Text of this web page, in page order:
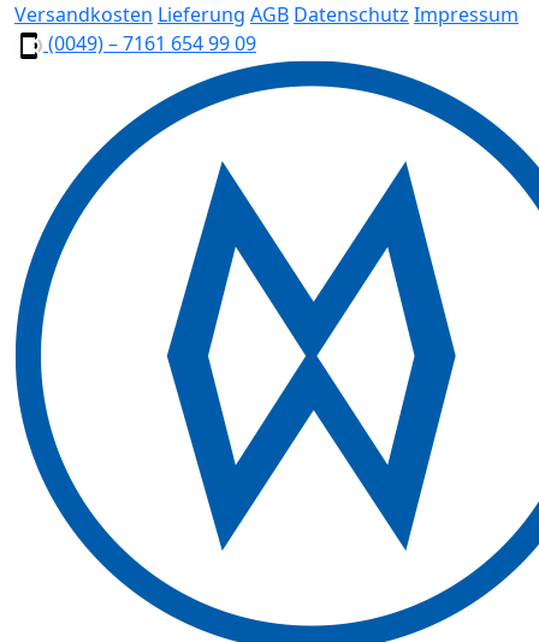
Versandkosten Lieferung AGB Datenschutz Impressum
(0049) – 7161 654 99 09